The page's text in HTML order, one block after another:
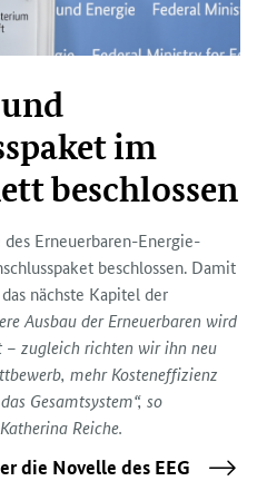
im
beschlossen
Erneuerbaren-Energie-
beschlossen. Damit
nächste Kapitel der
Ausbau der Erneuerbaren wird
zugleich richten wir ihn neu
mehr Kosteneffizienz
Gesamtsystem“, so
Reiche.
die Novelle des EEG